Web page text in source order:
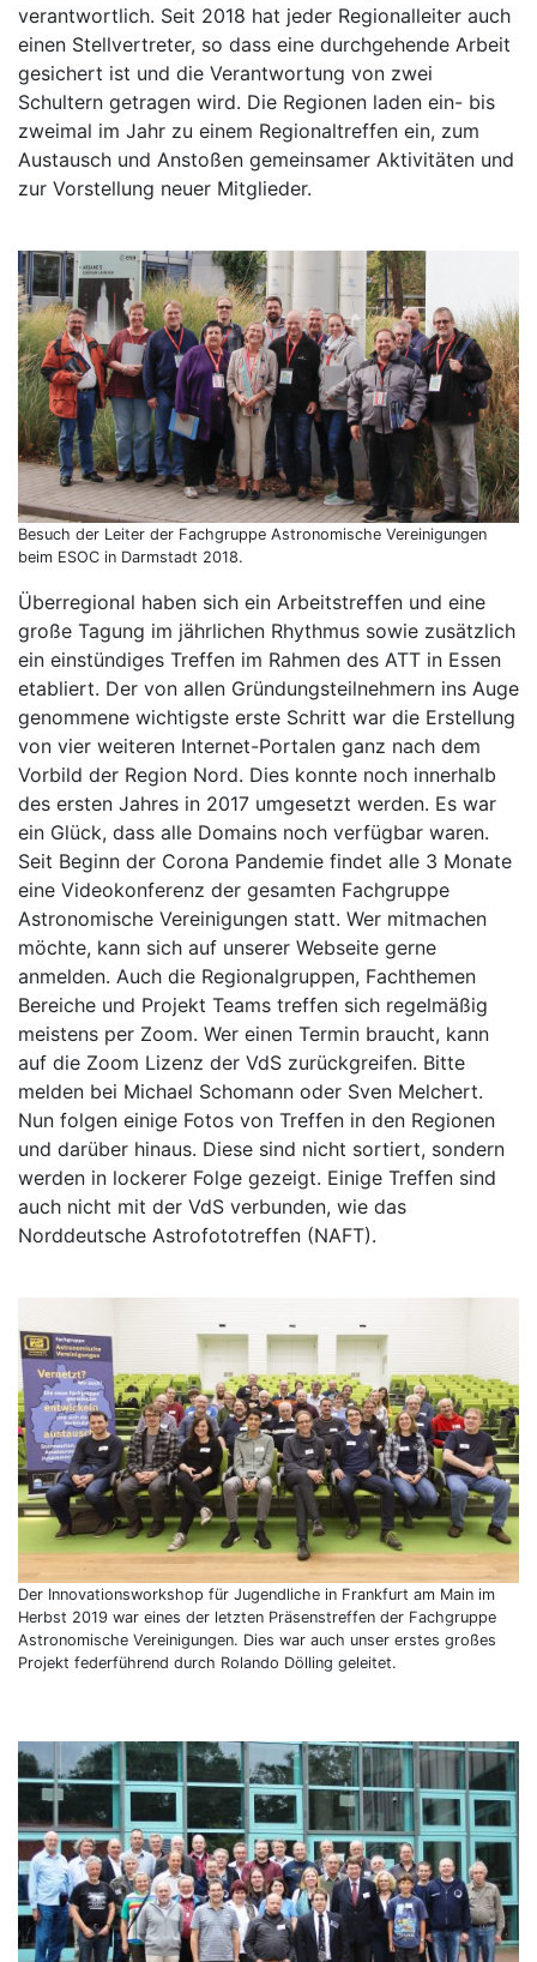
verantwortlich. Seit 2018 hat jeder Regionalleiter auch
einen Stellvertreter, so dass eine durchgehende Arbeit
gesichert ist und die Verantwortung von zwei
Schultern getragen wird. Die Regionen laden ein- bis
zweimal im Jahr zu einem Regionaltreffen ein, zum
Austausch und Anstoßen gemeinsamer Aktivitäten und
zur Vorstellung neuer Mitglieder.
Besuch der Leiter der Fachgruppe Astronomische Vereinigungen
beim ESOC in Darmstadt 2018.
Überregional haben sich ein Arbeitstreffen und eine
große Tagung im jährlichen Rhythmus sowie zusätzlich
ein einstündiges Treffen im Rahmen des ATT in Essen
etabliert. Der von allen Gründungsteilnehmern ins Auge
genommene wichtigste erste Schritt war die Erstellung
von vier weiteren Internet-Portalen ganz nach dem
Vorbild der Region Nord. Dies konnte noch innerhalb
des ersten Jahres in 2017 umgesetzt werden. Es war
ein Glück, dass alle Domains noch verfügbar waren.
Seit Beginn der Corona Pandemie findet alle 3 Monate
eine Videokonferenz der gesamten Fachgruppe
Astronomische Vereinigungen statt. Wer mitmachen
möchte, kann sich auf unserer Webseite gerne
anmelden. Auch die Regionalgruppen, Fachthemen
Bereiche und Projekt Teams treffen sich regelmäßig
meistens per Zoom. Wer einen Termin braucht, kann
auf die Zoom Lizenz der VdS zurückgreifen. Bitte
melden bei Michael Schomann oder Sven Melchert.
Nun folgen einige Fotos von Treffen in den Regionen
und darüber hinaus. Diese sind nicht sortiert, sondern
werden in lockerer Folge gezeigt. Einige Treffen sind
auch nicht mit der VdS verbunden, wie das
Norddeutsche Astrofototreffen (NAFT).
Der Innovationsworkshop für Jugendliche in Frankfurt am Main im
Herbst 2019 war eines der letzten Präsenstreffen der Fachgruppe
Astronomische Vereinigungen. Dies war auch unser erstes großes
Projekt federführend durch Rolando Dölling geleitet.